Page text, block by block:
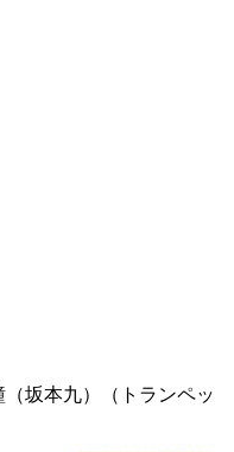
（坂本九）（トランペッ